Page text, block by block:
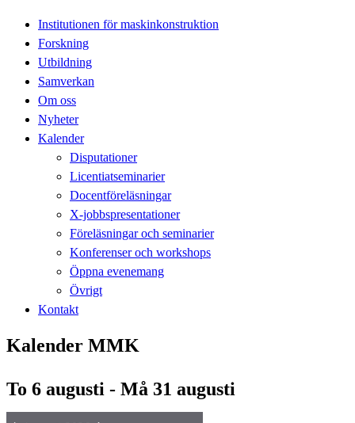
Institutionen för maskinkonstruktion
Forskning
Utbildning
Samverkan
Om oss
Nyheter
Kalender
Disputationer
Licentiatseminarier
Docentföreläsningar
X-jobbspresentationer
Föreläsningar och seminarier
Konferenser och workshops
Öppna evenemang
Övrigt
Kontakt
Kalender MMK
To 6 augusti - Må 31 augusti